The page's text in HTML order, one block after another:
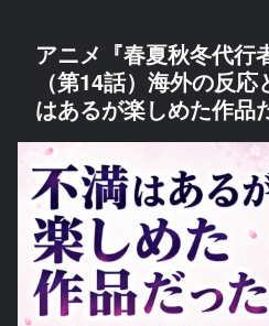
アニメ『春夏秋冬代行
（第14話）海外の反
はあるが楽しめた作品